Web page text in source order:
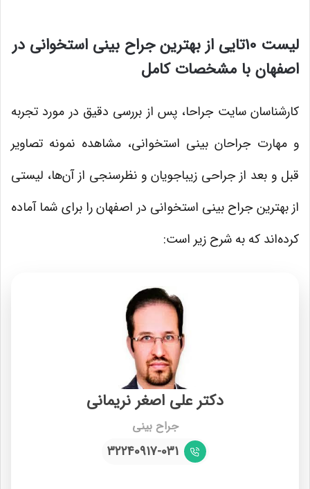
لیست 10تایی از بهترین جراح بینی استخوانی در
اصفهان با مشخصات کامل
کارشناسان سایت جراحا، پس از بررسی دقیق در مورد تجربه
و مهارت جراحان بینی استخوانی، مشاهده نمونه تصاویر
قبل و بعد از جراحی زیباجویان و نظرسنجی از آن‌ها، لیستی
از بهترین جراح بینی استخوانی در اصفهان را برای شما آماده
کرده‌اند که به شرح زیر است:
دکتر علی اصغر نریمانی
جراح بینی
32240917-031